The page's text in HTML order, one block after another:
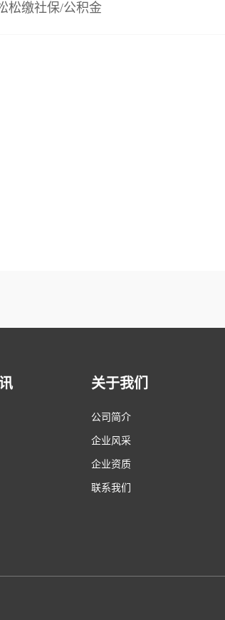
松缴社保/公积金
关于我们
公司简介
企业风采
企业资质
联系我们